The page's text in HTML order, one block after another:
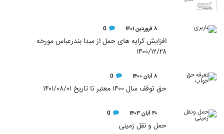
۸ فروردین ۱۴۰۱ 0
افزایش کرایه های حمل از مبدا بندرعباس مورخه
۱۴۰۰/۱۲/۲۸
۸ آبان ۱۴۰۰ 0
حق توقف سال ۱۴۰۰ معتبر تا تاریخ ۱۴۰۱/۰۸/۰۱
۳۰ آبان ۱۴۰۳ 0
حمل و نقل زمینی